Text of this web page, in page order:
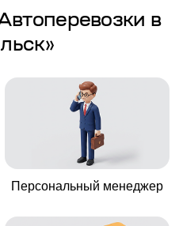
в
Персональный менеджер